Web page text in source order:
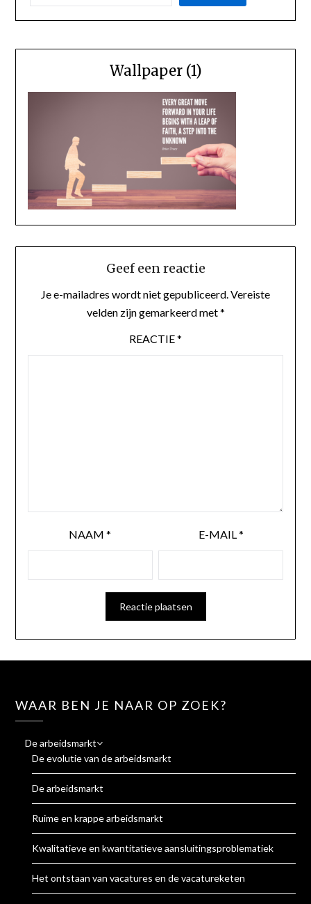
Wallpaper (1)
Geef een reactie
Je e-mailadres wordt niet gepubliceerd. Vereiste
velden zijn gemarkeerd met*
REACTIE*
NAAM* E-MAIL *
WAAR BEN JE NAAR OP ZOEK?
De arbeidsmarkt
De evolutie van de arbeidsmarkt
De arbeidsmarkt
Ruime en krappe arbeidsmarkt
Kwalitatieve en kwantitatieve aansluitingsproblematiek
Het ontstaan van vacatures en de vacatureketen